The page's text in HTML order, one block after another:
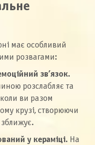
має особливий
розвагами:
зв’язок.
розслабляє та
ви разом
крузі, створюючи
у кераміці. На